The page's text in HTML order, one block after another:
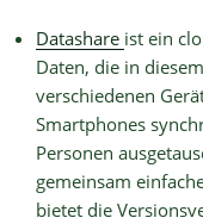
Datashare ist ein
Daten, die in
verschiedenen
Smartphones
Personen
gemeinsam
bietet die